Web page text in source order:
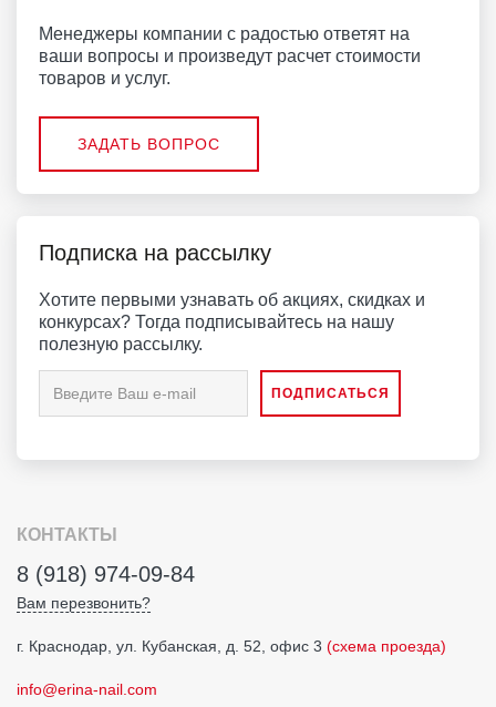
Менеджеры компании с радостью ответят на
ваши вопросы и произведут расчет стоимости
товаров и услуг.
ЗАДАТЬ ВОПРОС
Подписка на рассылку
Хотите первыми узнавать об акциях, скидках и
конкурсах? Тогда подписывайтесь на нашу
полезную рассылку.
КОНТАКТЫ
8 (918) 974-09-84
Вам перезвонить?
г. Краснодар, ул. Кубанская, д. 52, офис 3 (схема проезда)
info@erina-nail.com